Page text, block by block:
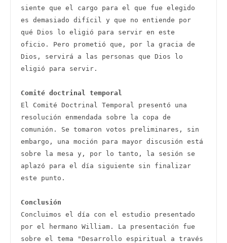
siente que el cargo para el que fue elegido
es demasiado difícil y que no entiende por
qué Dios lo eligió para servir en este
oficio. Pero prometió que, por la gracia de
Dios, servirá a las personas que Dios lo
eligió para servir.
Comité doctrinal temporal
El Comité Doctrinal Temporal presentó una
resolución enmendada sobre la copa de
comunión. Se tomaron votos preliminares, sin
embargo, una moción para mayor discusión está
sobre la mesa y, por lo tanto, la sesión se
aplazó para el día siguiente sin finalizar
este punto.
Conclusión
Concluimos el día con el estudio presentado
por el hermano William. La presentación fue
sobre el tema "Desarrollo espiritual a través